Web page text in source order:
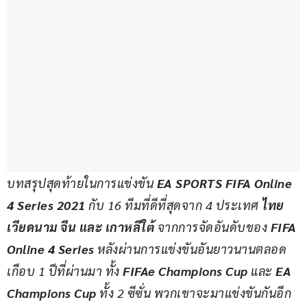
บทสรุปสุดท้ายในการแข่งขัน EA SPORTS FIFA Online
4 Series 2021 กับ 16 ทีมที่ดีที่สุดจาก 4 ประเทศ ไทย
เวียดนาม จีน และ เกาหลีใต้ จากการจัดอันดับของ FIFA
Online 4 Series หลังผ่านการแข่งขันอันยาวนานตลอด
เกือบ 1 ปีที่ผ่านมา ทั้ง FIFAe Champions Cup และ EA
Champions Cup ทั้ง 2 ซีซั่น พวกเขาจะมาแข่งขันกันอีก